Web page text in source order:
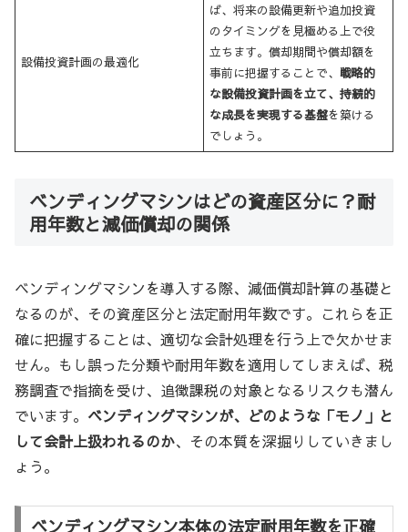
設備投資計画の最適化
ば、将来の設備更新や追加投資
のタイミングを見極める上で役
立ちます。償却期間や償却額を
事前に把握することで、戦略的
な設備投資計画を立て、持続的
な成長を実現する基盤を築ける
でしょう。
ベンディングマシンはどの資産区分に？耐
用年数と減価償却の関係
ベンディングマシンを導入する際、減価償却計算の基礎と
なるのが、その資産区分と法定耐用年数です。これらを正
確に把握することは、適切な会計処理を行う上で欠かせま
せん。もし誤った分類や耐用年数を適用してしまえば、税
務調査で指摘を受け、追徴課税の対象となるリスクも潜ん
でいます。 ベンディングマシンが、どのような「モノ」と
して会計上扱われるのか、その本質を深掘りしていきまし
ょう。
ベンディングマシン本体の法定耐用年数を正確